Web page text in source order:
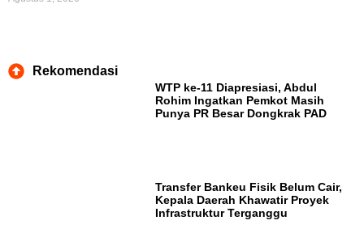
Rekomendasi
WTP ke-11 Diapresiasi, Abdul
Rohim Ingatkan Pemkot Masih
Punya PR Besar Dongkrak PAD
Transfer Bankeu Fisik Belum Cair,
Kepala Daerah Khawatir Proyek
Infrastruktur Terganggu